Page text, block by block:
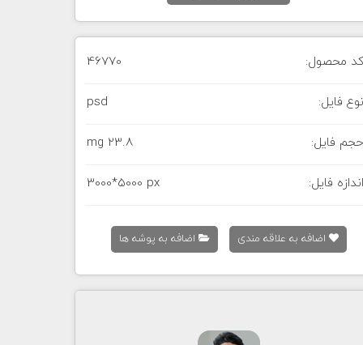
کد محصول: 46770
نوع فایل: psd
حجم فایل: 23.8 mg
اندازه فایل: 3000*5000 px
اضافه به علاقه مندی اضافه به پوشه ها